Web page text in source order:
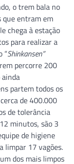
o trem bala no
que entram em
chega à estação
para realizar a
“Shinkansen”
percorre 200
partem todos os
de 400.000
de tolerância
minutos, são 3
de higiene
limpar 17 vagões.
dos mais limpos